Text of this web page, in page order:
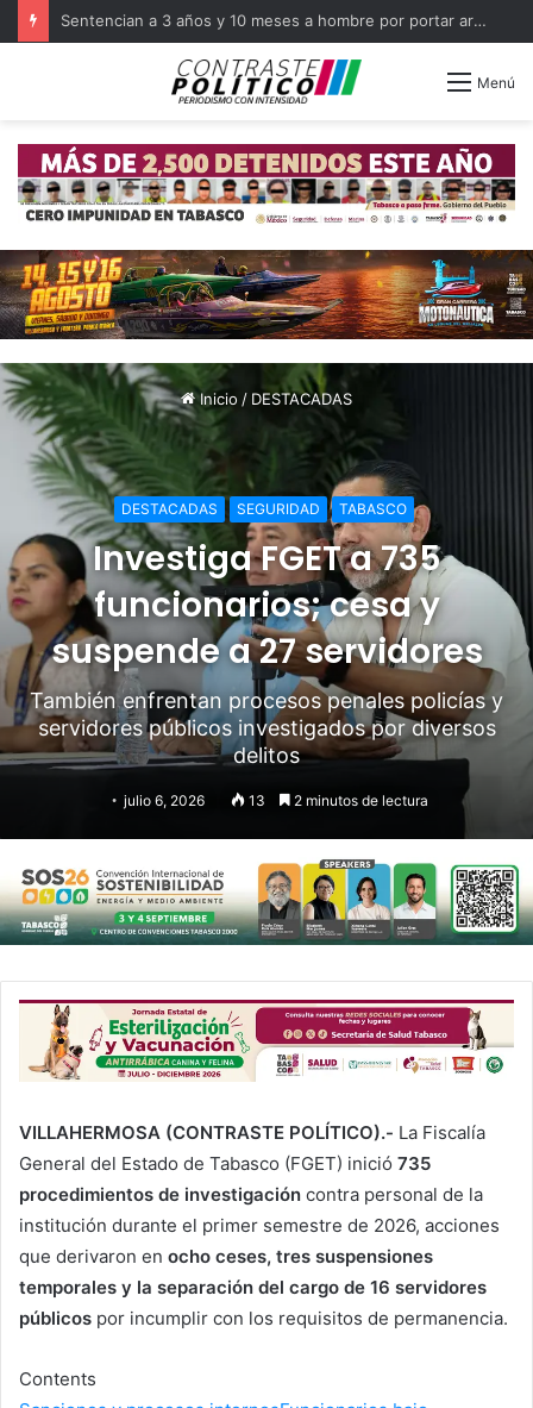
Capacita FGR a militares como primeros respondientes en Tabasco
Menú
Inicio / DESTACADAS
DESTACADAS SEGURIDAD TABASCO
Investiga FGET a 735
funcionarios; cesa y
suspende a 27 servidores
También enfrentan procesos penales policías y
servidores públicos investigados por diversos
delitos
julio 6, 2026 13 2 minutos de lectura
VILLAHERMOSA (CONTRASTE POLÍTICO).- La Fiscalía
General del Estado de Tabasco (FGET) inició 735
procedimientos de investigación contra personal de la
institución durante el primer semestre de 2026, acciones
que derivaron en ocho ceses, tres suspensiones
temporales y la separación del cargo de 16 servidores
públicos por incumplir con los requisitos de permanencia.
Contents